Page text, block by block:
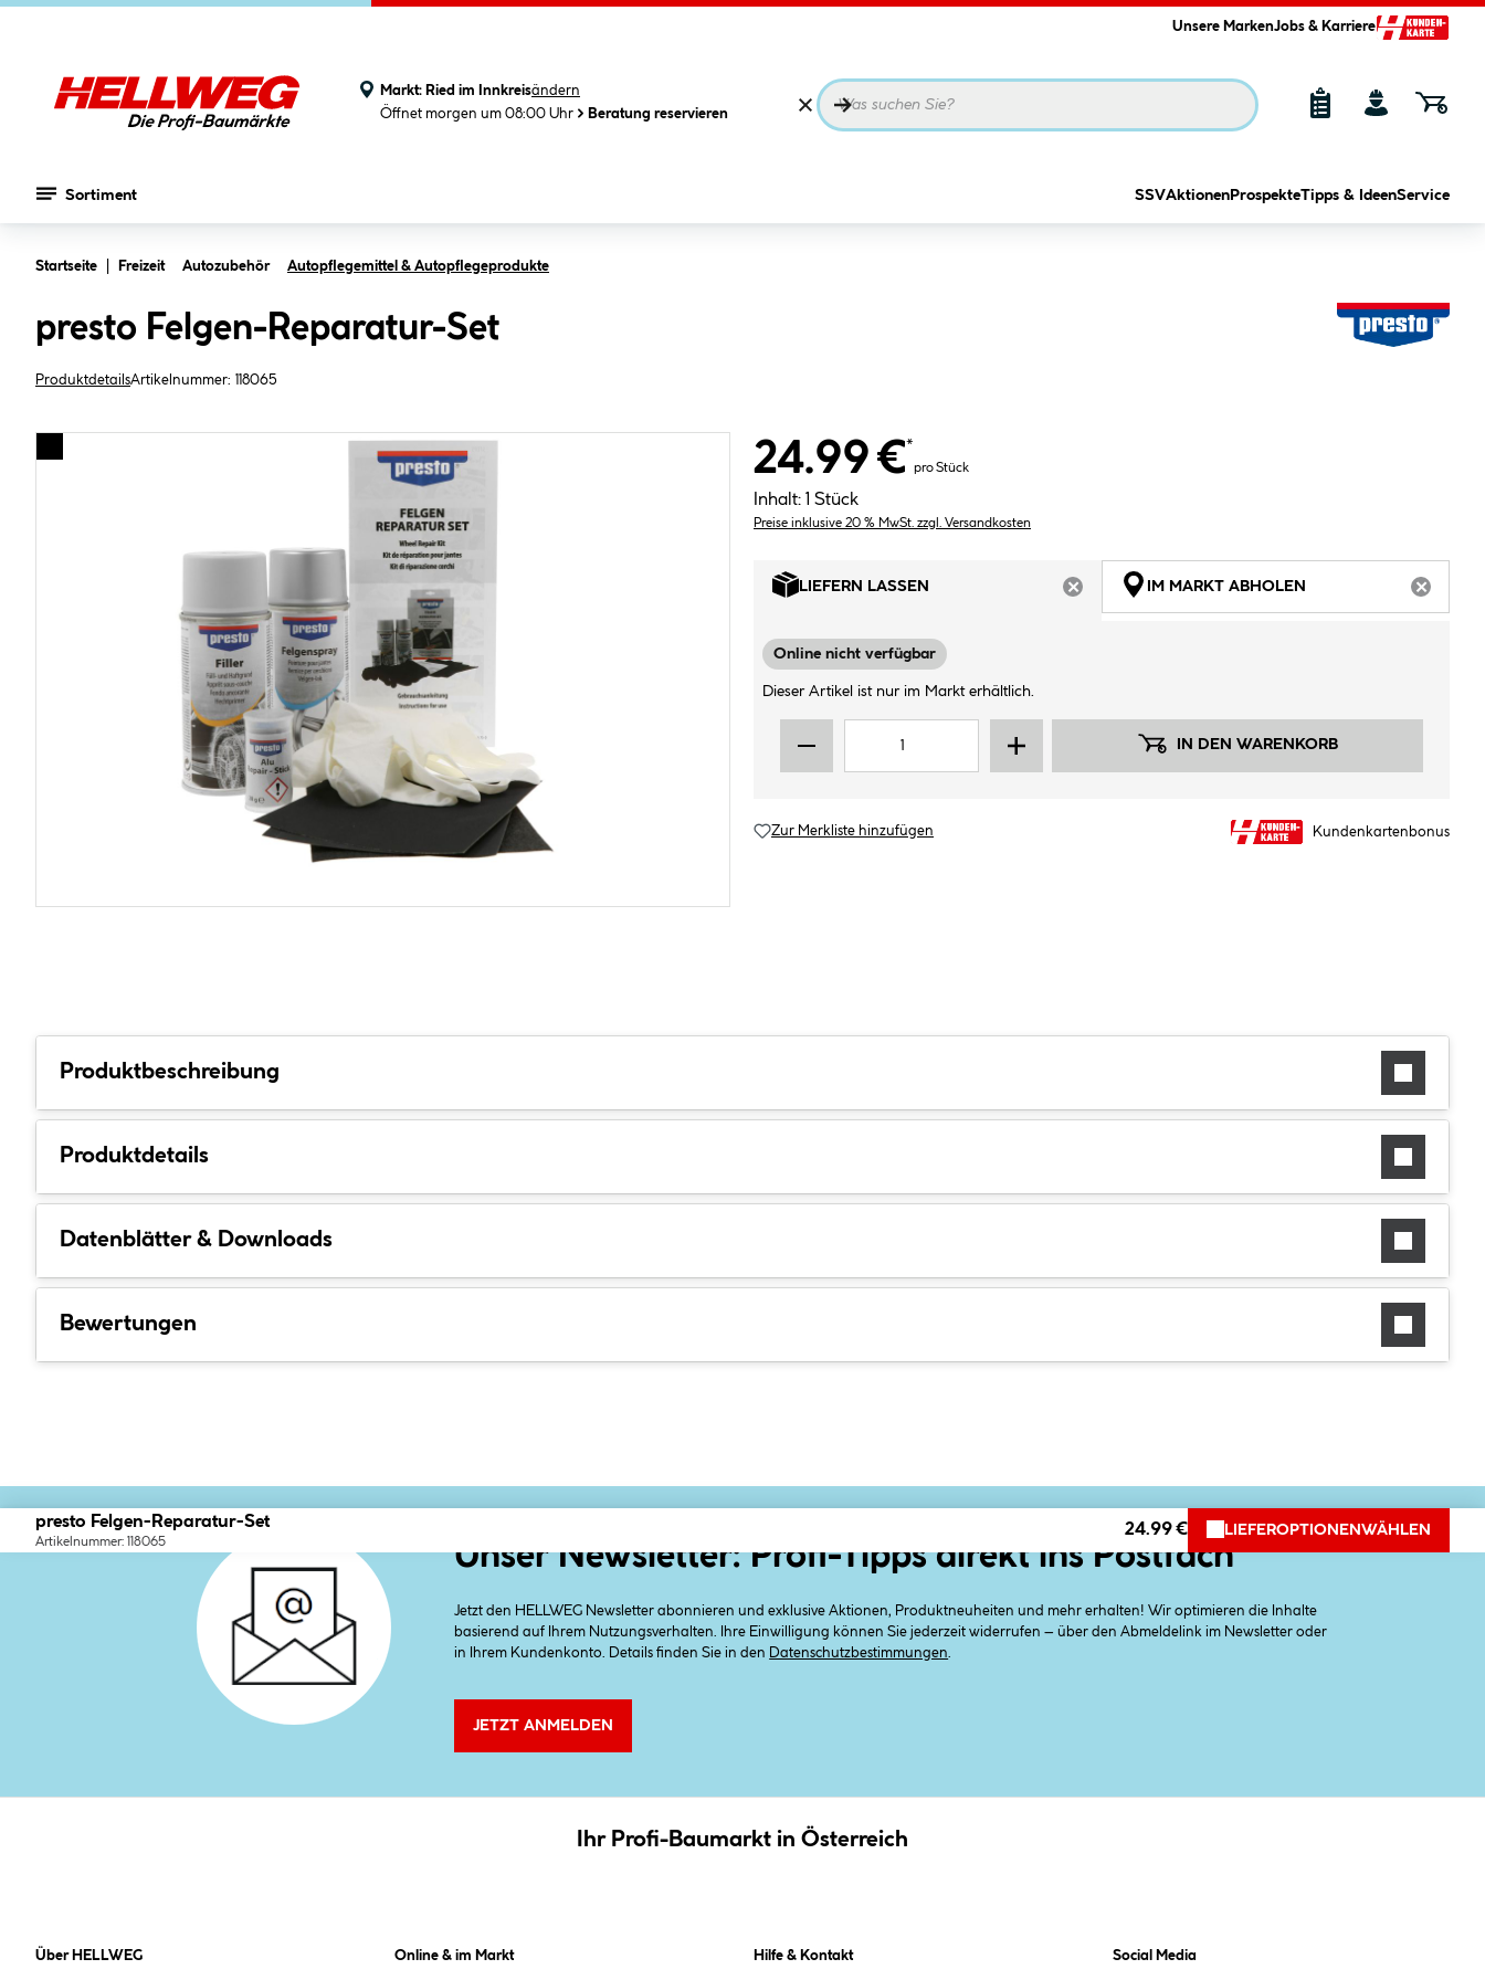
Unsere MarkenJobs & Karriere
Markt: Ried im Innkreisändern
Öffnet morgen um 08:00 Uhr
Beratung reservieren
Sortiment SSVAktionen ProspekteTipps & IdeenService
Startseite Freizeit Autozubehör Autopflegemittel & Autopflegeprodukte
presto Felgen-Reparatur-Set
ProduktdetailsArtikelnummer: 118065
24.99 €*
pro Stück
Inhalt: 1 Stück
Preise inklusive 20 % MwSt. zzgl. Versandkosten
LIEFERN LASSEN
ARTIKEL NICHT VERFÜGBAR
IM MARKT ABHOLEN
Online nicht verfügbar
Dieser Artikel ist nur im Markt erhältlich.
IN DEN WARENKORB
Zur Merkliste hinzufügen Kundenkartenbonus
Produktbeschreibung
Produktdetails
Datenblätter & Downloads
Bewertungen
presto Felgen-Reparatur-Set
Artikelnummer: 118065
24.99 € LIEFEROPTIONEN WÄHLEN
Unser Newsletter: Profi-Tipps direkt ins Postfach
Jetzt den HELLWEG Newsletter abonnieren und exklusive Aktionen, Produktneuheiten und mehr erhalten! Wir optimieren die Inhalte
basierend auf Ihrem Nutzungsverhalten. Ihre Einwilligung können Sie jederzeit widerrufen – über den Abmeldelink im Newsletter oder
in Ihrem Kundenkonto. Details finden Sie in den
Datenschutzbestimmungen
JETZT ANMELDEN
Ihr Profi-Baumarkt in Österreich
Über HELLWEG Online & im Markt Hilfe & Kontakt Social Media